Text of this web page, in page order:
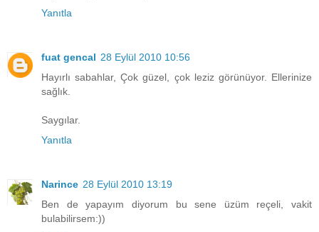
Yanıtla
fuat gencal 28 Eylül 2010 10:56
Hayırlı sabahlar, Çok güzel, çok leziz görünüyor. Ellerinize
sağlık.
Saygılar.
Yanıtla
Narince 28 Eylül 2010 13:19
Ben de yapayım diyorum bu sene üzüm reçeli, vakit
bulabilirsem:))